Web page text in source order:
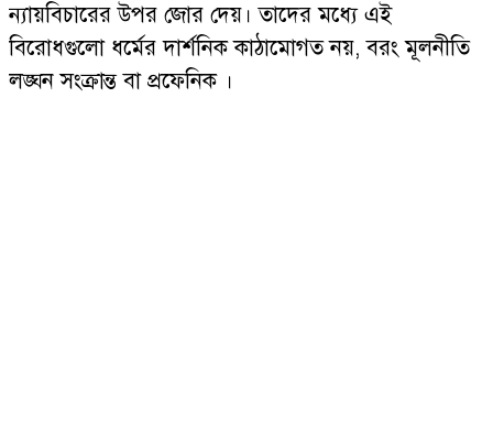
ন্যায়বিচারের উপর জোর দেয়। তাদের মধ্যে এই
বিরোধগুলো ধর্মের দার্শনিক কাঠামোগত নয়, বরং মূলনীতি
লঙ্ঘন সংক্রান্ত বা প্রফেনিক ।